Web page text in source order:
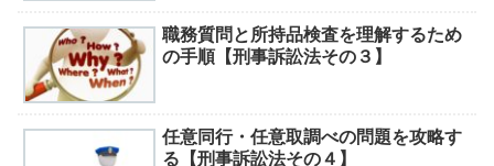
職務質問と所持品検査を理解するため
の手順【刑事訴訟法その３】
任意同行・任意取調べの問題を攻略す
る【刑事訴訟法その４】